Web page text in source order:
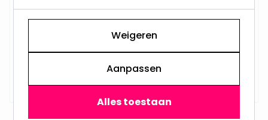
Op voorraad,
Weigeren
Aanpassen
Alles toestaan